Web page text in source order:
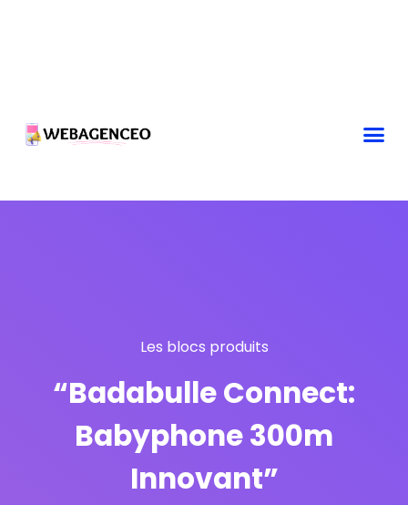
Les blocs produits
“Badabulle Connect:
Babyphone 300m
Innovant”